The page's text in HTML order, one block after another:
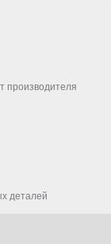
производителя
деталей